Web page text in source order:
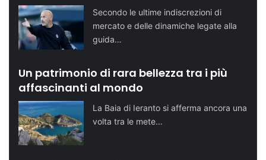
Secondo le ultime indiscrezioni di
mercato e delle dinamiche legate alla
guida…
Un patrimonio di rara bellezza tra i più
affascinanti al mondo
La Baia di Ieranto si afferma ancora una
volta tra le mete…